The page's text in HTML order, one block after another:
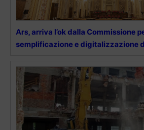
Ars, arriva l’ok dalla Commissione
semplificazione e digitalizzazione